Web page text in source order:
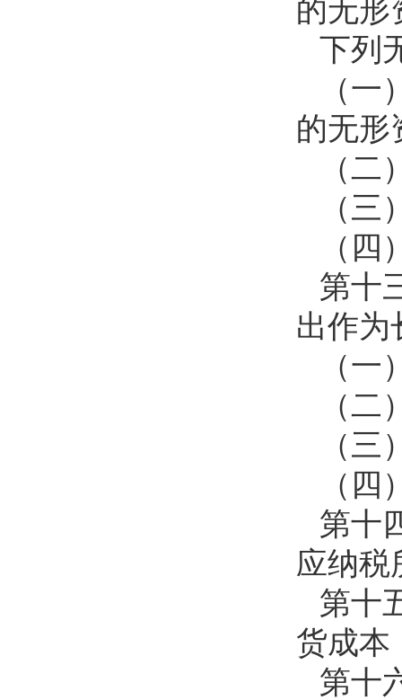
的无形
下列
（
的无形
（
（
（
第十
出作为
（
（
（
（
第十
应纳税
第十
货成本
第十